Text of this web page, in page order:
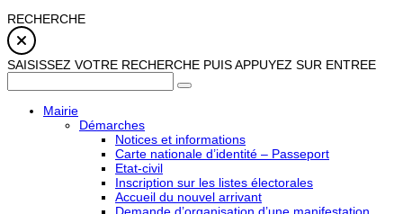
RECHERCHE
SAISISSEZ VOTRE RECHERCHE PUIS APPUYEZ SUR ENTREE
Mairie
Démarches
Notices et informations
Carte nationale d’identité – Passeport
Etat-civil
Inscription sur les listes électorales
Accueil du nouvel arrivant